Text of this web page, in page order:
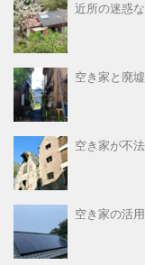
近所の迷惑
空き家と廃
空き家が不
空き家の活